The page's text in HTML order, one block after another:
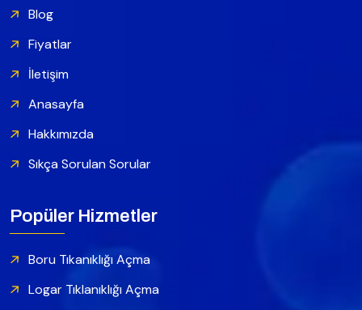
Blog
Fiyatlar
İletişim
Anasayfa
Hakkımızda
Sıkça Sorulan Sorular
Popüler Hizmetler
Boru Tıkanıklığı Açma
Logar Tıklanıklığı Açma